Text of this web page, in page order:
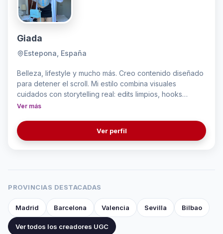
Giada
Estepona, España
Belleza, lifestyle y mucho más. Creo contenido diseñado
para detener el scroll. Mi estilo combina visuales
cuidados con storytelling real: edits limpios, hooks
potentes y conceptos que realmente tienen sentido para
marcas globales, creo contenido en español, inglés,
italiano, y portugués. ¿Contenido aburrido? Eso no va
Ver más
Ver perfil
PROVINCIAS DESTACADAS
Madrid Barcelona Valencia Sevilla Bilbao
Ver todos los creadores UGC